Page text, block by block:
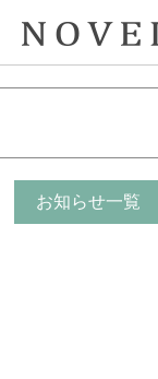
お知らせ一覧